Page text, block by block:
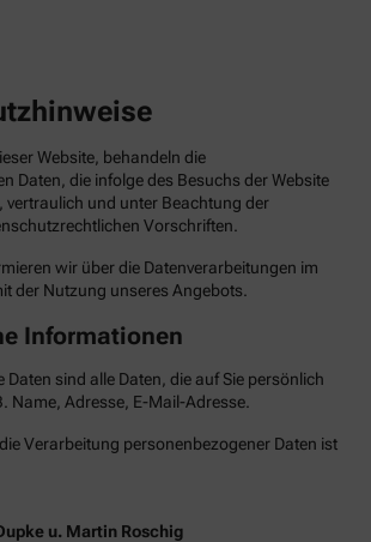
Website, behandeln die
Daten, die infolge des Besuchs der Website
vertraulich und unter Beachtung der
Vorschriften.
wir über die Datenverarbeitungen im
der Nutzung unseres Angebots.
Informationen
Daten sind alle Daten, die auf Sie persönlich
Name, Adresse, E-Mail-Adresse.
Verarbeitung personenbezogener Daten ist
u. Martin Roschig